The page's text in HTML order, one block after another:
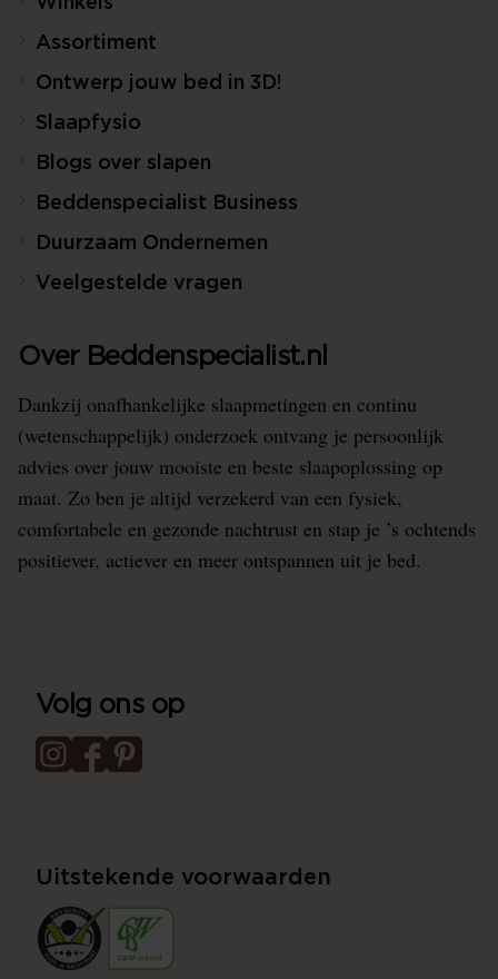
Assortiment
Ontwerp jouw bed in 3D!
Slaapfysio
Blogs over slapen
Beddenspecialist Business
Duurzaam Ondernemen
Veelgestelde vragen
Over Beddenspecialist.nl
Dankzij onafhankelijke slaapmetingen en continu
(wetenschappelijk) onderzoek ontvang je persoonlijk
advies over jouw mooiste en beste slaapoplossing op
maat. Zo ben je altijd verzekerd van een fysiek,
comfortabele en gezonde nachtrust en stap je ’s ochtends
positiever, actiever en meer ontspannen uit je bed.
Volg ons op
Uitstekende voorwaarden